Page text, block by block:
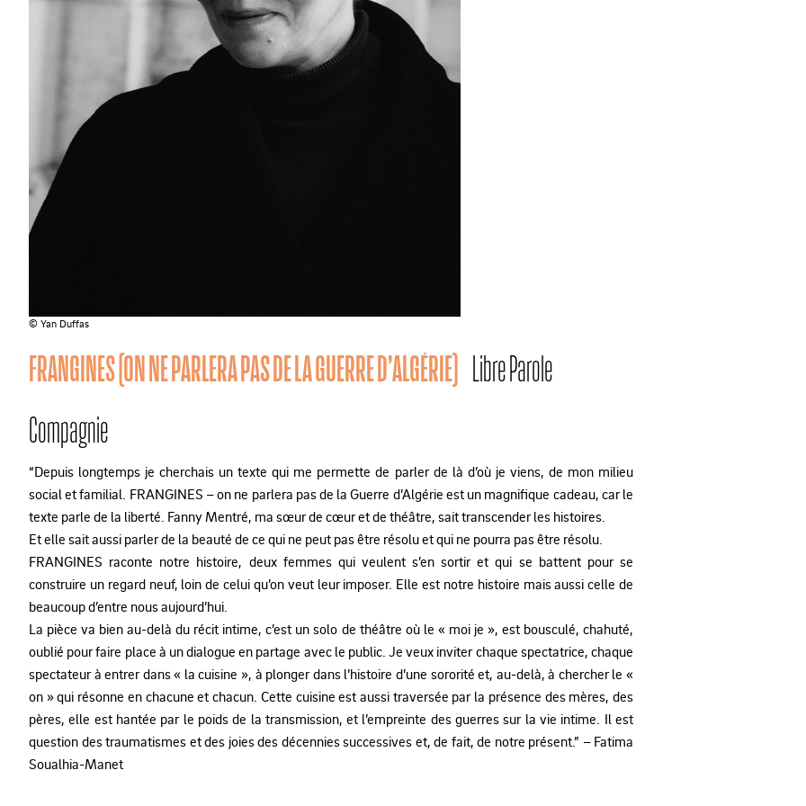
© Yan Duffas
FRANGINES (ON NE PARLERA PAS DE LA GUERRE D’ALGÉRIE)
Libre Parole
Compagnie
“Depuis longtemps je cherchais un texte qui me permette de parler de là d’où je viens, de mon milieu
social et familial. FRANGINES – on ne parlera pas de la Guerre d’Algérie est un magnifique cadeau, car le
texte parle de la liberté. Fanny Mentré, ma sœur de cœur et de théâtre, sait transcender les histoires.
Et elle sait aussi parler de la beauté de ce qui ne peut pas être résolu et qui ne pourra pas être résolu.
FRANGINES raconte notre histoire, deux femmes qui veulent s’en sortir et qui se battent pour se
construire un regard neuf, loin de celui qu’on veut leur imposer. Elle est notre histoire mais aussi celle de
beaucoup d’entre nous aujourd’hui.
La pièce va bien au-delà du récit intime, c’est un solo de théâtre où le « moi je », est bousculé, chahuté,
oublié pour faire place à un dialogue en partage avec le public. Je veux inviter chaque spectatrice, chaque
spectateur à entrer dans « la cuisine », à plonger dans l’histoire d’une sororité et, au-delà, à chercher le «
on » qui résonne en chacune et chacun. Cette cuisine est aussi traversée par la présence des mères, des
pères, elle est hantée par le poids de la transmission, et l’empreinte des guerres sur la vie intime. Il est
question des traumatismes et des joies des décennies successives et, de fait, de notre présent.” – Fatima
Soualhia-Manet